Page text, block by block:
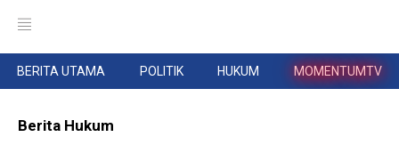
BERITA UTAMA POLITIK HUKUM MOMENTUMTV
Berita Hukum